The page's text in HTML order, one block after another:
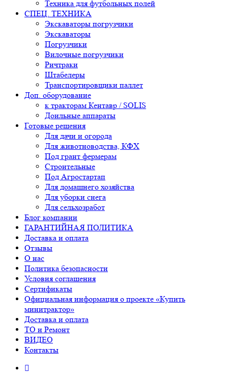
Техника для футбольных полей
СПЕЦ. ТЕХНИКА
Экскаваторы погрузчики
Экскаваторы
Погрузчики
Вилочные погрузчики
Ричтраки
Штабелеры
Транспортировщики паллет
Доп. оборудование
к тракторам Кентавр / SOLIS
Доильные аппараты
Готовые решения
Для дачи и огорода
Для животноводства, КФХ
Под грант фермерам
Строительные
Под Агростартап
Для домашнего хозяйства
Для уборки снега
Для сельхозработ
Блог компании
ГАРАНТИЙНАЯ ПОЛИТИКА
Доставка и оплата
Отзывы
О нас
Политика безопасности
Условия соглашения
Сертификаты
Официальная информация о проекте «Купить
минитрактор»
Доставка и оплата
ТО и Ремонт
ВИДЕО
Контакты